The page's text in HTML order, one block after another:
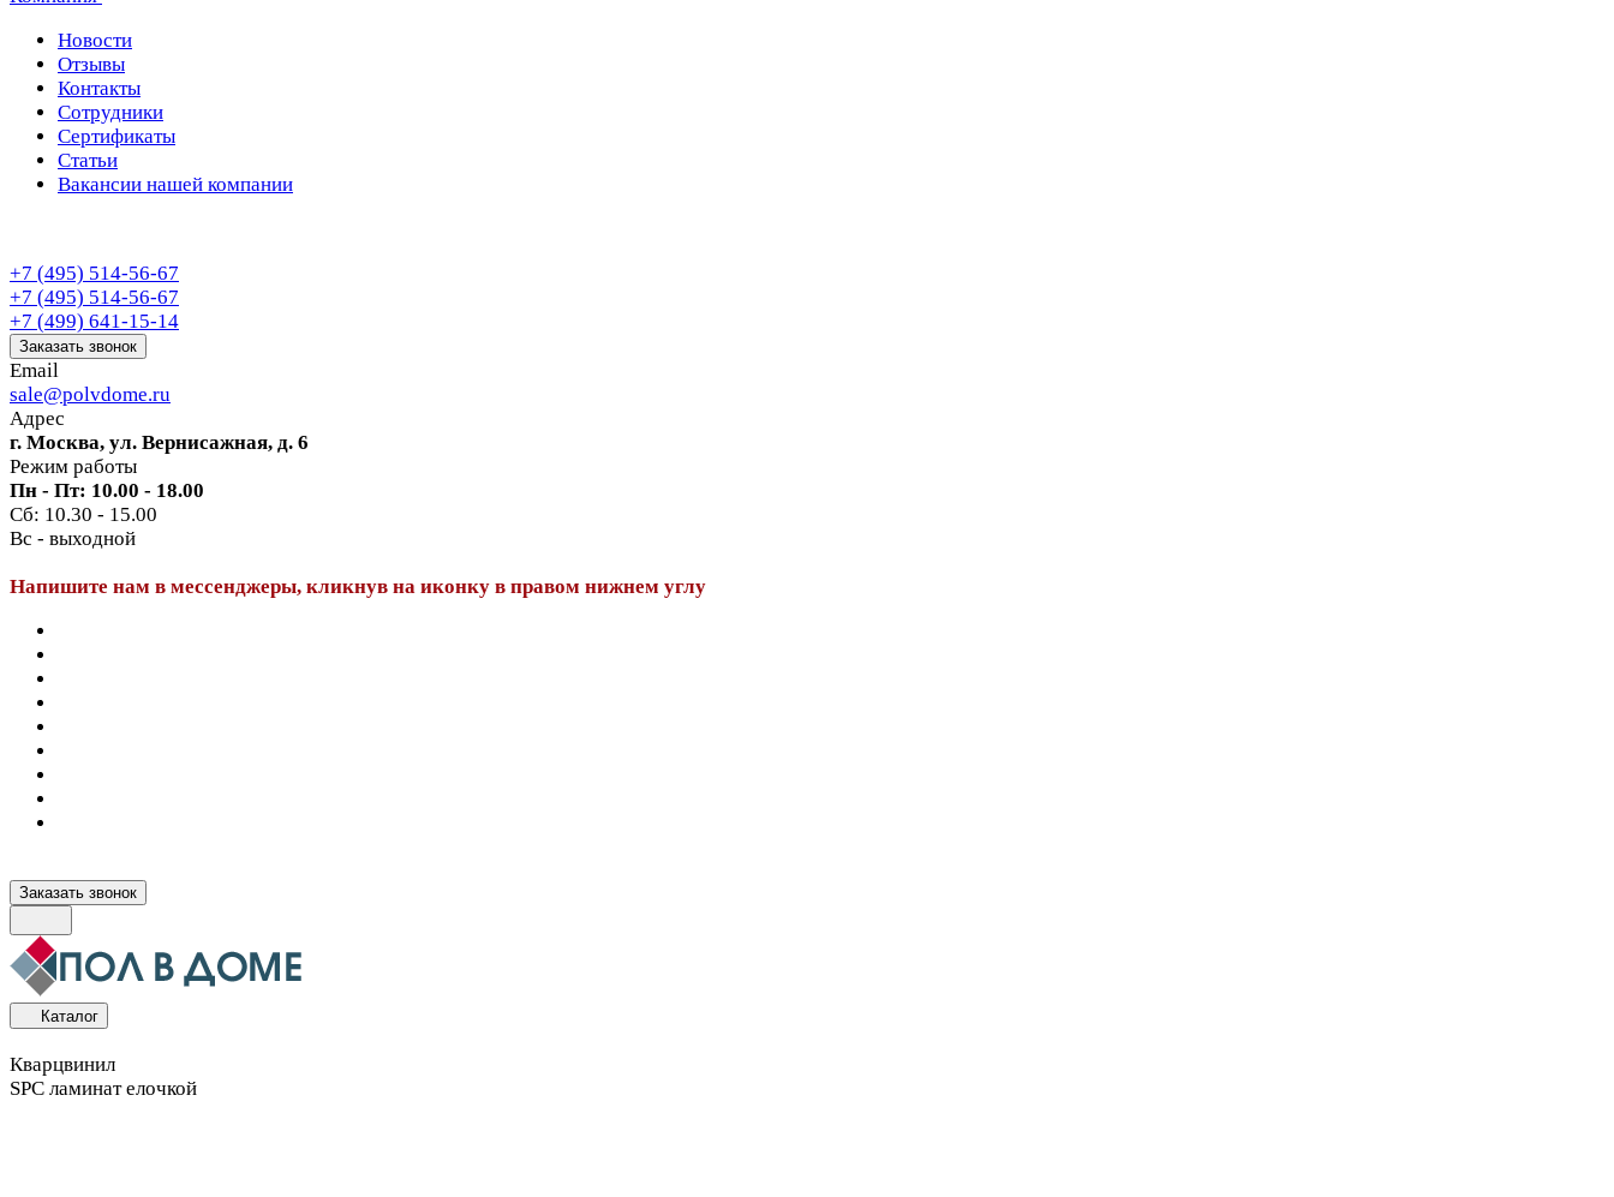
Новости
Отзывы
Контакты
Сотрудники
Сертификаты
Статьи
Вакансии нашей компании
+7 (495) 514-56-67
+7 (495) 514-56-67
+7 (499) 641-15-14
Заказать звонок
Email
sale@polvdome.ru
Адрес
г. Москва, ул. Вернисажная, д. 6
Режим работы
Пн - Пт: 10.00 - 18.00
Сб: 10.30 - 15.00
Вс - выходной
Напишите нам в мессенджеры, кликнув на иконку в правом нижнем углу
Заказать звонок
Каталог
Кварцвинил
SPC ламинат елочкой